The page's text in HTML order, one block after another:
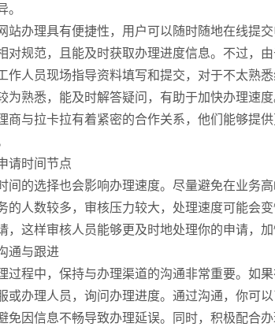
。
站办理具有便捷性，用户可以随时随地在线提
对规范，且能及时获取办理进度信息。不过，
作人员现场指导资料填写和提交，对于不太熟
为熟悉，能及时解答疑问，有助于加快办理速
商与拉卡拉有着紧密的合作关系，他们能够提
请时间节点
间的选择也会影响办理速度。尽量避免在业务
的人数较多，审核压力较大，处理速度可能会
，这样审核人员能够更及时地处理你的申请，加
通与跟进
过程中，保持与办理渠道的沟通非常重要。如
或办理人员，询问办理进度。通过沟通，你可
免因信息不畅导致办理延误。同时，积极配合